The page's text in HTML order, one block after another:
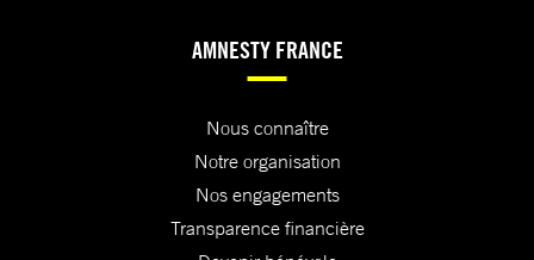
AMNESTY FRANCE
Nous connaître
Notre organisation
Nos engagements
Transparence financière